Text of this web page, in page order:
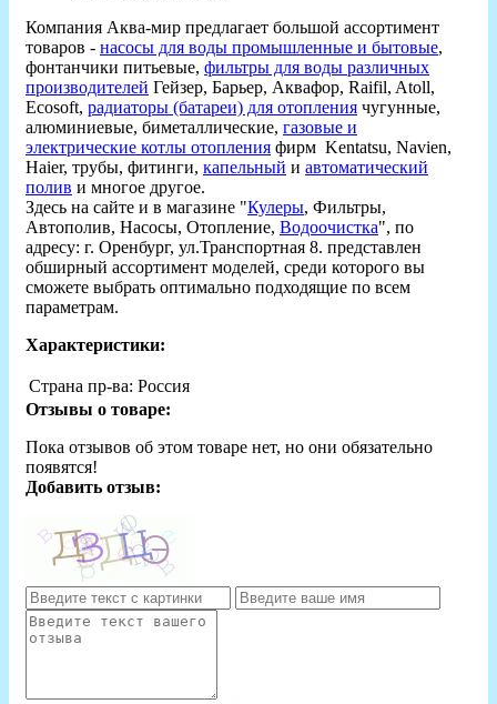
Компания Аква-мир предлагает большой ассортимент
товаров - насосы для воды промышленные и бытовые,
фонтанчики питьевые, фильтры для воды различных
производителей Гейзер, Барьер, Аквафор, Raifil, Atoll,
Ecosoft, радиаторы (батареи) для отопления чугунные,
алюминиевые, биметаллические, газовые и
электрические котлы отопления фирм Kentatsu, Navien,
Haier, трубы, фитинги, капельный и автоматический
полив и многое другое.
Здесь на сайте и в магазине "Кулеры, Фильтры,
Автополив, Насосы, Отопление, Водоочистка", по
адресу: г. Оренбург, ул.Транспортная 8. представлен
обширный ассортимент моделей, среди которого вы
сможете выбрать оптимально подходящие по всем
параметрам.
Характеристики:
Страна пр-ва: Россия
Отзывы о товаре:
Пока отзывов об этом товаре нет, но они обязательно
появятся!
Добавить отзыв: